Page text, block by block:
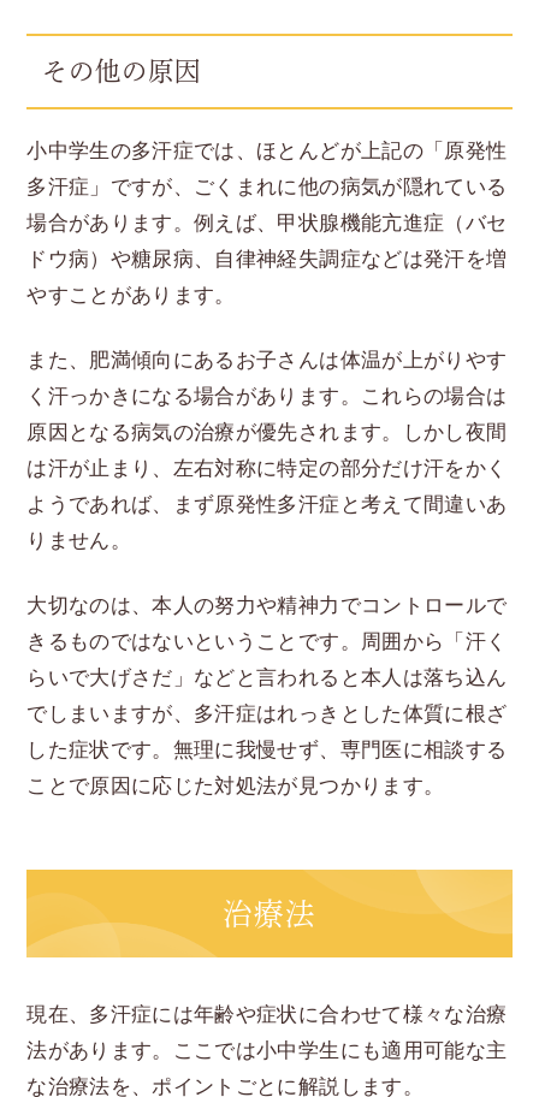
その他の原因
小中学生の多汗症では、ほとんどが上記の「原発性
多汗症」ですが、ごくまれに他の病気が隠れている
場合があります。例えば、甲状腺機能亢進症（バセ
ドウ病）や糖尿病、自律神経失調症などは発汗を増
やすことがあります。
また、肥満傾向にあるお子さんは体温が上がりやす
く汗っかきになる場合があります。これらの場合は
原因となる病気の治療が優先されます。しかし夜間
は汗が止まり、左右対称に特定の部分だけ汗をかく
ようであれば、まず原発性多汗症と考えて間違いあ
りません。
大切なのは、本人の努力や精神力でコントロールで
きるものではないということです。周囲から「汗く
らいで大げさだ」などと言われると本人は落ち込ん
でしまいますが、多汗症はれっきとした体質に根ざ
した症状です。無理に我慢せず、専門医に相談する
ことで原因に応じた対処法が見つかります。
治療法
現在、多汗症には年齢や症状に合わせて様々な治療
法があります。ここでは小中学生にも適用可能な主
な治療法を、ポイントごとに解説します。